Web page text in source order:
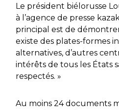
Le président biélorusse
à l’agence de presse
principal est de
existe des plates-formes
alternatives, d’autres
intérêts de tous les États
respectés. »
Au moins 24 documents